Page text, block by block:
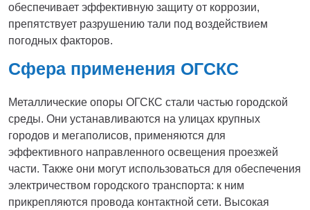
обеспечивает эффективную защиту от коррозии,
препятствует разрушению тали под воздействием
погодных факторов.
Сфера применения ОГСКС
Металлические опоры ОГСКС стали частью городской
среды. Они устанавливаются на улицах крупных
городов и мегаполисов, применяются для
эффективного направленного освещения проезжей
части. Также они могут использоваться для обеспечения
электричеством городского транспорта: к ним
прикрепляются провода контактной сети. Высокая